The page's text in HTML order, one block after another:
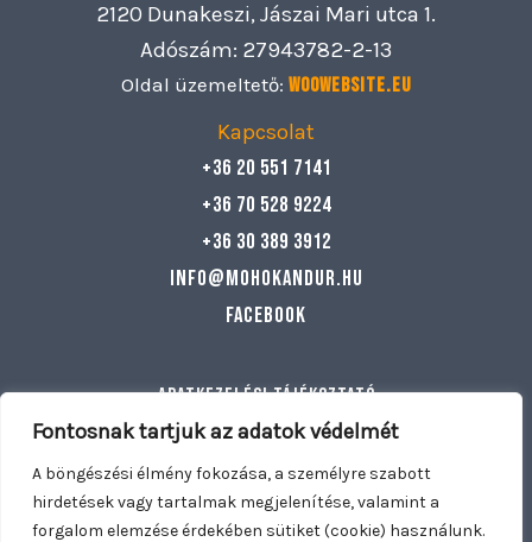
Fontosnak tartjuk az adatok védelmét
A böngészési élmény fokozása, a személyre szabott
hirdetések vagy tartalmak megjelenítése, valamint a
forgalom elemzése érdekében sütiket (cookie) használunk.
2120 Dunakeszi, Jászai Mari utca 1.
Adószám: 27943782-2-13
Oldal üzemeltető: Woowebsite.eu
Kapcsolat
+36 20 551 7141
+36 70 528 9224
+36 30 389 3912
info@mohokandur.hu
Facebook
Adatkezelési tájékoztató
Általános szerződési feltételek
Egyéb információ